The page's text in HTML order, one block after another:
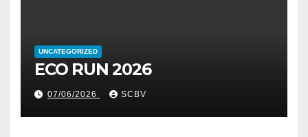
UNCATEGORIZED
ECO RUN 2026
07/06/2026 SCBV